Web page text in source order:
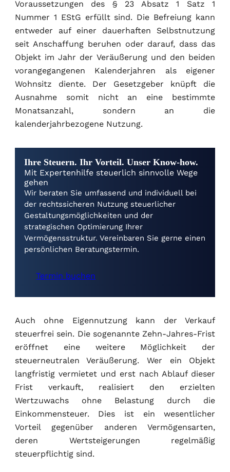
Voraussetzungen des § 23 Absatz 1 Satz 1
Nummer 1 EStG erfüllt sind. Die Befreiung kann
entweder auf einer dauerhaften Selbstnutzung
seit Anschaffung beruhen oder darauf, dass das
Objekt im Jahr der Veräußerung und den beiden
vorangegangenen Kalenderjahren als eigener
Wohnsitz diente. Der Gesetzgeber knüpft die
Ausnahme somit nicht an eine bestimmte
Monatsanzahl, sondern an die
kalenderjahrbezogene Nutzung.
Ihre Steuern. Ihr Vorteil. Unser Know-how.
Mit Expertenhilfe steuerlich sinnvolle Wege
gehen
Wir beraten Sie umfassend und individuell bei
der rechtssicheren Nutzung steuerlicher
Gestaltungsmöglichkeiten und der
strategischen Optimierung Ihrer
Vermögensstruktur. Vereinbaren Sie gerne einen
persönlichen Beratungstermin.
Termin buchen
Auch ohne Eigennutzung kann der Verkauf
steuerfrei sein. Die sogenannte Zehn-Jahres-Frist
eröffnet eine weitere Möglichkeit der
steuerneutralen Veräußerung. Wer ein Objekt
langfristig vermietet und erst nach Ablauf dieser
Frist verkauft, realisiert den erzielten
Wertzuwachs ohne Belastung durch die
Einkommensteuer. Dies ist ein wesentlicher
Vorteil gegenüber anderen Vermögensarten,
deren Wertsteigerungen regelmäßig
steuerpflichtig sind.